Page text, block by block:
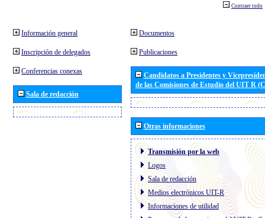
Contraer todo
Información general
Inscripción de delegados
Conferencias conexas
Sala de redacción
Documentos
Publicaciones
Candidatos a Presidentes y
de las Comisiones de Estudio del UIT R
Otras informaciones
Transmisión por la web
Logos
Sala de redacción
Medios electrónicos UIT-R
Informaciones de utilidad